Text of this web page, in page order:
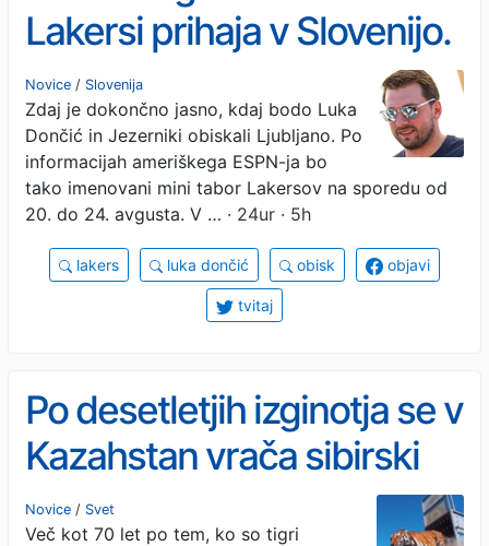
Lakersi prihaja v Slovenijo.
Kaj jim bo pokazal?
Novice / Slovenija
Zdaj je dokončno jasno, kdaj bodo Luka
Dončić in Jezerniki obiskali Ljubljano. Po
informacijah ameriškega ESPN-ja bo
tako imenovani mini tabor Lakersov na sporedu od
20. do 24. avgusta. V … · 24ur · 5h
lakers luka dončić obisk objavi
tvitaj
Po desetletjih izginotja se v
Kazahstan vrača sibirski
tiger
Novice / Svet
Več kot 70 let po tem, ko so tigri